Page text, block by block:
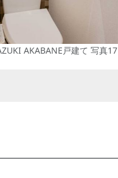
AKABANE戸建て 写真17